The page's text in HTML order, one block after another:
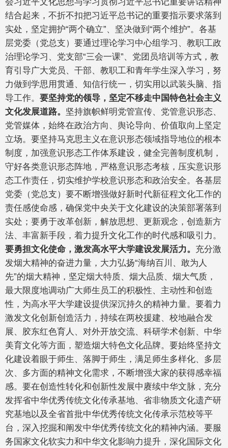
结合起来，不折不扣把习近平总书记的重要指示要求落到
实处，坚定拥护“两个确立”、坚决做到“两个维护”。各基
层党委（党总支）要通过理论学习中心组学习、教职工政
治理论学习、党支部“三会一课”、党团员培训等方式，教
育引导广大党员、干部、教职工和青年学生深入学习，努
力做到学思用贯通、知信行统一，切实用以武装头脑、指
导工作。 要坚持党的领导，坚定不移走中国特色社会主义
文化发展道路。 坚持旗帜鲜明党管宣传、党管意识形态、
党管媒体，始终在政治方向、舆论导向、价值取向上坚定
立场。要坚持马克思主义在意识形态领域指导地位的根本
制度，加强意识形态工作体系建设，健全完善制度机制，
守好各类意识形态阵地，严格意识形态考核，压实意识形
态工作责任，切实维护学校意识形态和政治安全。各基层
党委（党总支）要不断增强做好新时代新征程文化工作的
责任感使命感，确保党中央关于文化建设的决策部署落到
实处；要勇于改革创新，解放思想、更新观念，创造新方
法、丰富新手段，着力提升文化工作的时代感和吸引力。
要勇担文化使命，激发高水平大学建设发展活力。 充分激
发烟大精神的奋进力量，大力弘扬“海纳百川、敢为人
先”的烟大精神，坚定烟大特质、烟大品质、烟大气质，
最大限度地调动广大师生员工的积极性、主动性和创造
性，为高水平大学建设提供深沉持久的精神力量。要着力
激发文化创新创造活力，持续在两校援建、校地融合发
展、胶东红色育人、对外开放交流、科研学术创新、中华
美育文化等方面，塑造烟大特色文化品牌。要始终坚持文
化建设着眼于师生、落脚于师生，满足师生多样化、多层
次、多方面的精神文化需求，不断增强大家的获得感幸福
感。要在创造性转化和创新性发展中赓续中华文脉，充分
发挥省中华优秀传统文化传承基地、省非物质文化遗产研
究基地以及全省首批中华优秀传统文化传承示范校等平
台，深入挖掘和阐发中华优秀传统文化的精神内涵。要服
务国家文化软实力和中华文化影响力提升，深化国际文化